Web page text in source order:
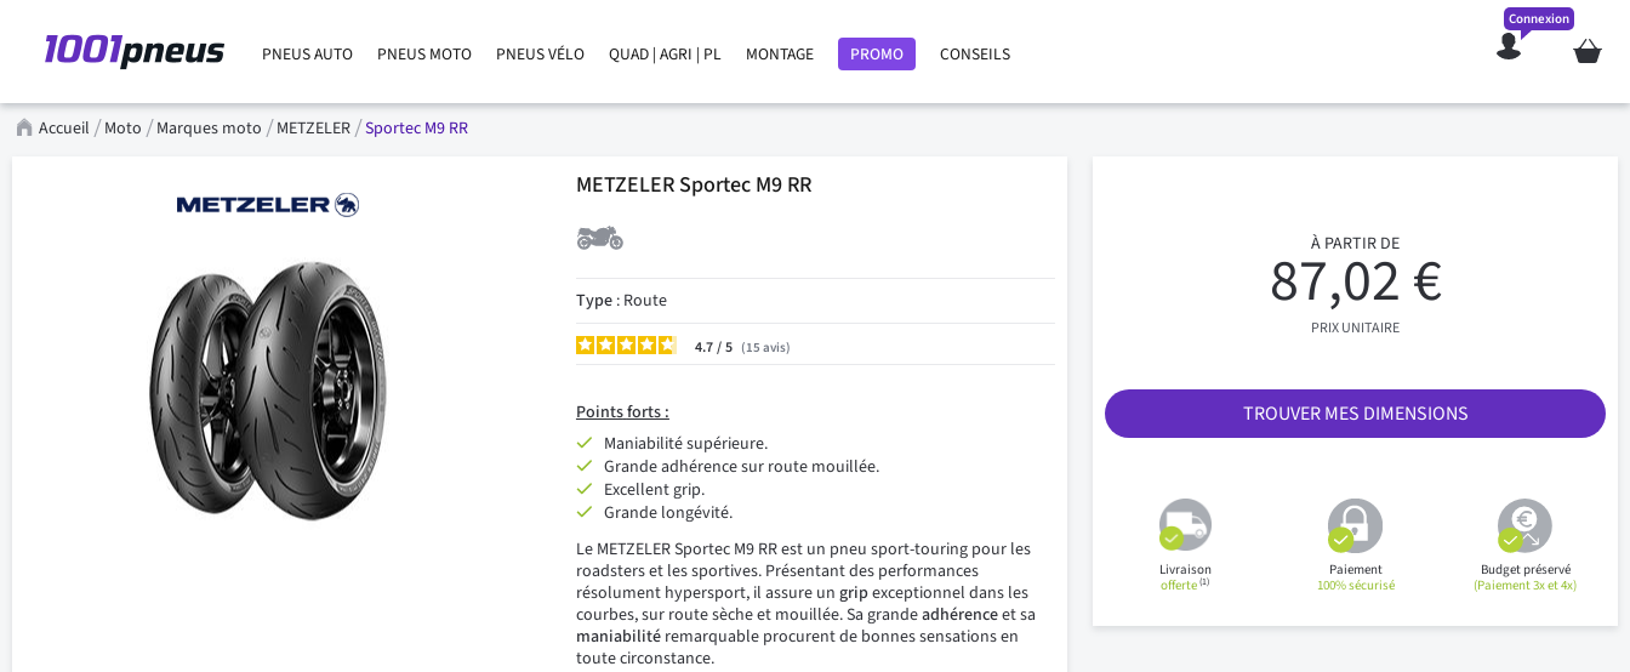
PNEUS AUTO PNEUS MOTO PNEUS VÉLO QUAD | AGRI | PL MONTAGE PROMO CONSEILS Mon
Connexion
Accueil Moto Marques moto METZELER Sportec M9 RR
METZELER Sportec M9 RR
Type: Route
4.7/ 15 avis
Pointsforts :
Maniabilité supérieure.
Grande adhérence sur route mouillée.
Excellent grip.
Grande longévité.
Le METZELER Sportec M9 RR est un pneu sport-touring pour les
roadsters et les sportives. Présentant des performances
résolument hypersport, il assure un gripexceptionnel dans les
courbes, sur route sèche et mouillée. Sa grandeadhérenceet sa
maniabilitéremarquable procurent de bonnes sensations en
toute circonstance.
À PARTIR DE
87,02 €
PRIX UNITAIRE
TROUVER MES DIMENSIONS
Livraison
offerte(1)
Paiement
100% sécurisé
Budget préservé
(Paiement 3x et 4x)